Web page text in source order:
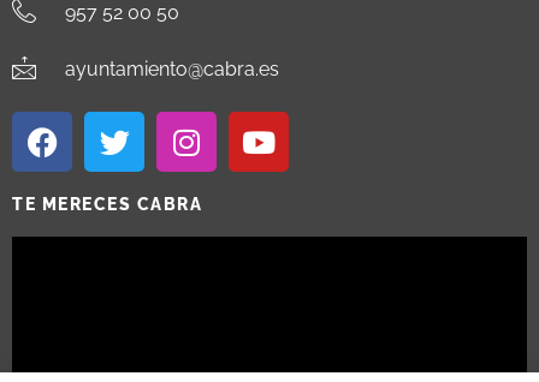
957 52 00 50
ayuntamiento@cabra.es
TE MERECES CABRA